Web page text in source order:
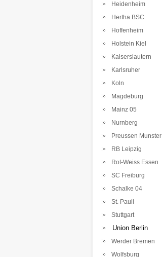
Heidenheim
Hertha BSC
Hoffenheim
Holstein Kiel
Kaiserslautern
Karlsruher
Koln
Magdeburg
Mainz 05
Nurnberg
Preussen Munster
RB Leipzig
Rot-Weiss Essen
SC Freiburg
Schalke 04
St. Pauli
Stuttgart
Union Berlin
Werder Bremen
Wolfsburg